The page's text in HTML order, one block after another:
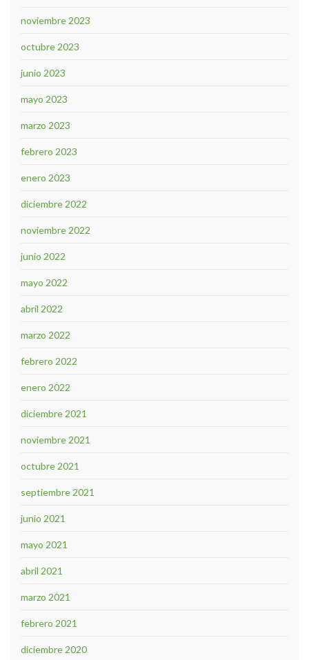
noviembre 2023
octubre 2023
junio 2023
mayo 2023
marzo 2023
febrero 2023
enero 2023
diciembre 2022
noviembre 2022
junio 2022
mayo 2022
abril 2022
marzo 2022
febrero 2022
enero 2022
diciembre 2021
noviembre 2021
octubre 2021
septiembre 2021
junio 2021
mayo 2021
abril 2021
marzo 2021
febrero 2021
diciembre 2020